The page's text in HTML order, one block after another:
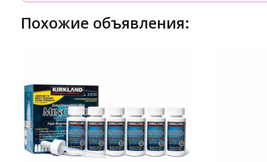
Похожие объявления: